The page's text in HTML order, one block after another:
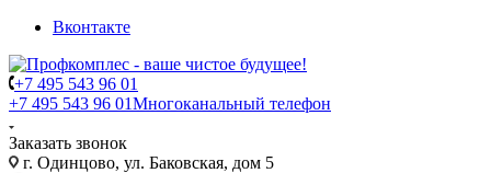
Вконтакте
+7 495 543 96 01
+7 495 543 96 01Многоканальный телефон
Заказать звонок
г. Одинцово, ул. Баковская, дом 5